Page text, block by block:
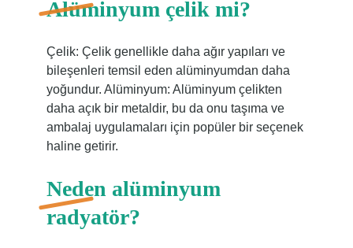
Alüminyum çelik mi?
Çelik: Çelik genellikle daha ağır yapıları ve
bileşenleri temsil eden alüminyumdan daha
yoğundur. Alüminyum: Alüminyum çelikten
daha açık bir metaldir, bu da onu taşıma ve
ambalaj uygulamaları için popüler bir seçenek
haline getirir.
Neden alüminyum
radyatör?